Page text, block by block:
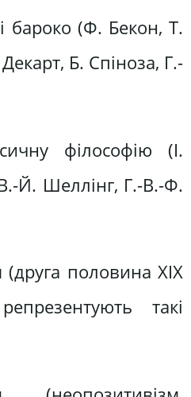
бароко (Ф. Бекон, Т.
Б. Спіноза, Г.-
філософію (І.
Й. Шеллінг, Г.-В.-Ф.
(друга половина XIX
такі